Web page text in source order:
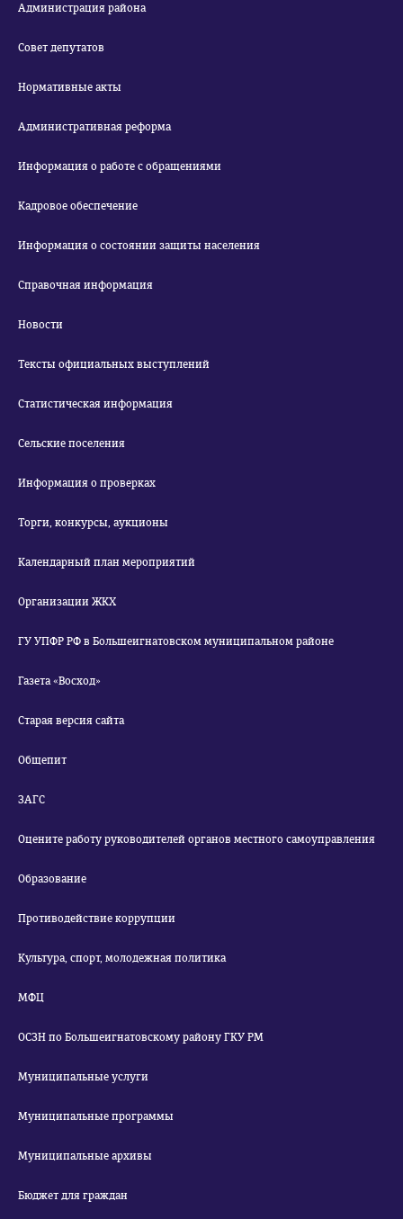
Администрация района
Совет депутатов
Нормативные акты
Административная реформа
Информация о работе с обращениями
Кадровое обеспечение
Информация о состоянии защиты населения
Справочная информация
Новости
Тексты официальных выступлений
Статистическая информация
Сельские поселения
Информация о проверках
Торги, конкурсы, аукционы
Календарный план мероприятий
Организации ЖКХ
ГУ УПФР РФ в Большеигнатовском муниципальном районе
Газета «Восход»
Старая версия сайта
Общепит
ЗАГС
Оцените работу руководителей органов местного самоуправления
Образование
Противодействие коррупции
Культура, спорт, молодежная политика
МФЦ
ОСЗН по Большеигнатовскому району ГКУ РМ
Муниципальные услуги
Муниципальные программы
Муниципальные архивы
Бюджет для граждан